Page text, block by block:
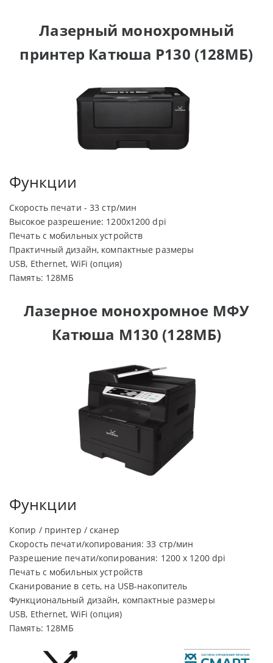
Лазерный монохромный
принтер Катюша P130 (128МБ)
Функции
Скорость печати - 33 стр/мин
Высокое разрешение: 1200х1200 dpi
Печать с мобильных устройств
Практичный дизайн, компактные размеры
USB, Ethernet, WiFi (опция)
Память: 128МБ
Лазерное монохромное МФУ
Катюша M130 (128МБ)
Функции
Копир / принтер / сканер
Скорость печати/копирования: 33 стр/мин
Разрешение печати/копирования: 1200 х 1200 dpi
Печать с мобильных устройств
Сканирование в сеть, на USB-накопитель
Функциональный дизайн, компактные размеры
USB, Ethernet, WiFi (опция)
Память: 128МБ